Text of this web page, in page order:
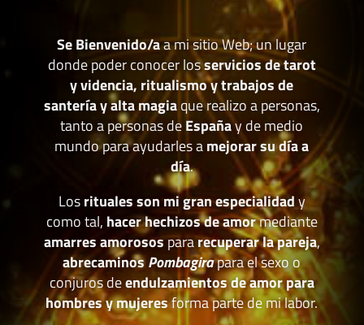
Se Bienvenido/aa mi sitio Web; un lugar
donde poder conocer losservicios de tarot
y videncia, ritualismo y trabajos de
santería y alta magiaque realizo a personas,
tanto a personas deEspañay de medio
mundo para ayudarles amejorar su día a
día.
Losrituales son mi gran especialidady
como tal, hacer hechizos de amormediante
amarres amorosospararecuperar la pareja,
abrecaminosPombagirapara el sexo o
conjuros deendulzamientos de amor para
hombres y mujeresforma parte de mi labor.